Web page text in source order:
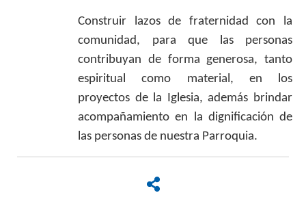
Construir lazos de fraternidad con la
comunidad, para que las personas
contribuyan de forma generosa, tanto
espiritual como material, en los
proyectos de la Iglesia, además brindar
acompañamiento en la dignificación de
las personas de nuestra Parroquia.